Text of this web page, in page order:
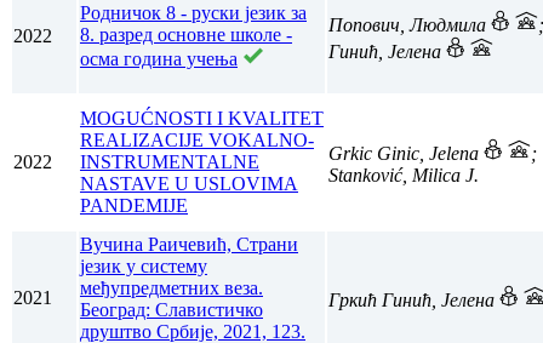
2022
Родничок 8 - руски језик за
8. разред основне школе -
осма година учења
Попович, Людмила
Гинић, Јелена
2022
MOGUĆNOSTI I KVALITET
REALIZACIJE VOKALNO-
INSTRUMENTALNE
NASTAVE U USLOVIMA
PANDEMIJE
Grkic Ginic, Jelena
;
Stanković, Milica J.
2021
Вучина Раичевић, Страни
језик у систему
међупредметних веза.
Београд: Славистичко
друштво Србије, 2021, 123.
Гркић Гинић, Јелена